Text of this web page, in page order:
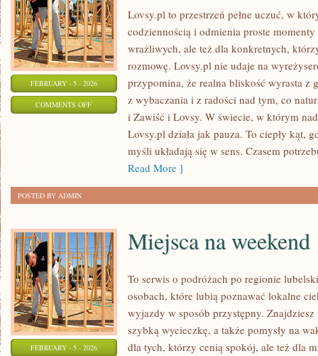
FEBRUARY - 5 - 2026
COMMENTS OFFON
Lovsy.pl to przestrzeń pełne uczuć, w
codziennością i odmienia proste
wrażliwych, ale też dla konkretnych,
rozmowę. Lovsy.pl nie udaje na
przypomina, że realna bliskość wyrasta z
z wybaczania i z radości nad tym, co
i Zawiść i Lovsy. W świecie, w którym
Lovsy.pl działa jak pauza. To ciepły kąt,
myśli układają się w sens. Czasem
Read More ]
POSTED BY ADMIN
FEBRUARY - 5 - 2026
Miejsca na weekend
To serwis o podróżach po regionie
osobach, które lubią poznawać lokalne
wyjazdy w sposób przystępny.
szybką wycieczkę, a także pomysły na
dla tych, którzy cenią spokój, ale też dla